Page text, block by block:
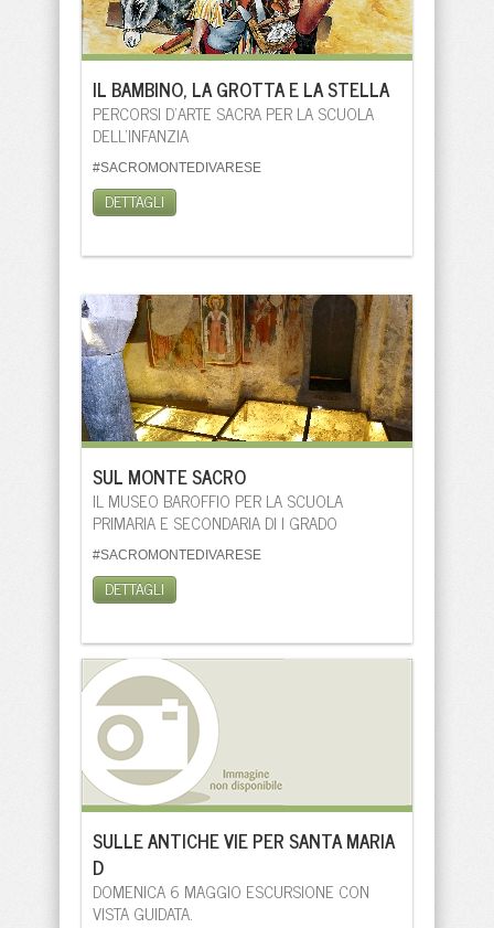
IL BAMBINO, LA GROTTA E LA STELLA
PERCORSI D'ARTE SACRA PER LA SCUOLA
DELL'INFANZIA
#SACROMONTEDIVARESE
DETTAGLI
SUL MONTE SACRO
IL MUSEO BAROFFIO PER LA SCUOLA
PRIMARIA E SECONDARIA DI I GRADO
#SACROMONTEDIVARESE
DETTAGLI
SULLE ANTICHE VIE PER SANTA MARIA
D
DOMENICA 6 MAGGIO ESCURSIONE CON
VISTA GUIDATA.